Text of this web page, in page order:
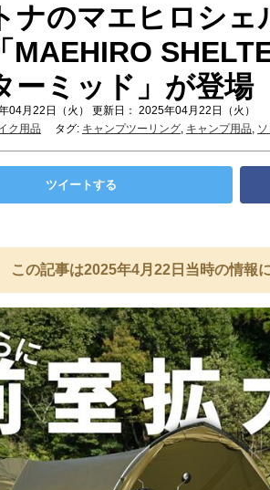
ナのマエヒロシェ
MAEHIRO
ーミッド」が登場
04月22日（火） 更新日： 2025年04月22日（火）
ク用品 タグ: キャンプツーリング, キャンプ用品,
ツイートする
この記事は2025年4月22日当時の情報